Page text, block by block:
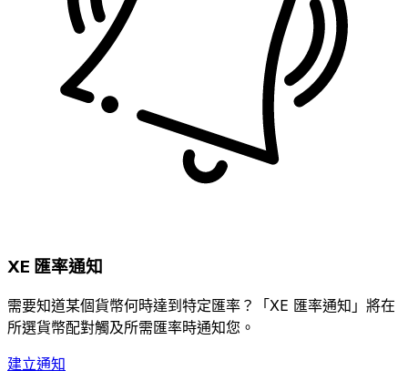
XE 匯率通知
需要知道某個貨幣何時達到特定匯率？「XE 匯率通知」將在
所選貨幣配對觸及所需匯率時通知您。
建立通知